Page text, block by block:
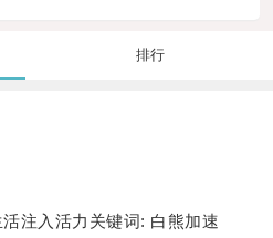
排行
入活力关键词: 白熊加速